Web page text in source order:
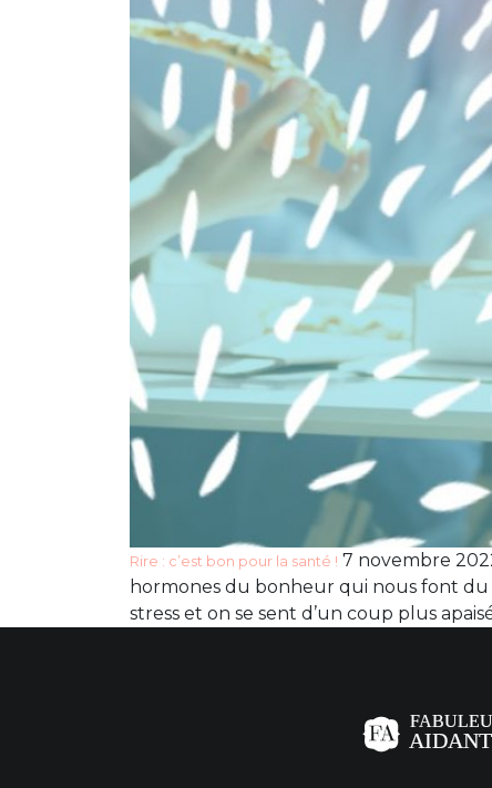
Rire : c’est bon pour la santé ! 7 novembre
hormones du bonheur qui nous font du
stress et on se sent d’un coup plus